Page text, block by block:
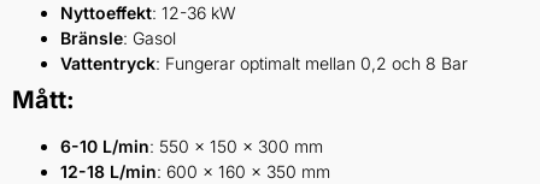
Nyttoeffekt: 12-36 kW
Bränsle: Gasol
Vattentryck: Fungerar optimalt mellan 0,2 och 8 Bar
Mått:
6-10 L/min: 550 x 150 x 300 mm
12-18 L/min: 600 x 160 x 350 mm